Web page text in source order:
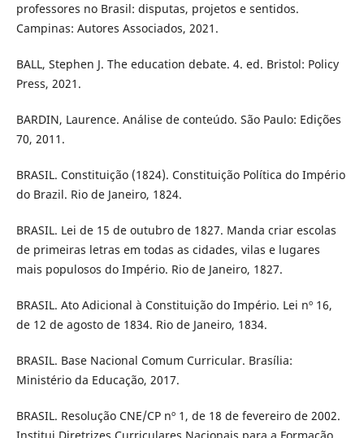
professores no Brasil: disputas, projetos e sentidos.
Campinas: Autores Associados, 2021.
BALL, Stephen J. The education debate. 4. ed. Bristol: Policy
Press, 2021.
BARDIN, Laurence. Análise de conteúdo. São Paulo: Edições
70, 2011.
BRASIL. Constituição (1824). Constituição Política do Império
do Brazil. Rio de Janeiro, 1824.
BRASIL. Lei de 15 de outubro de 1827. Manda criar escolas
de primeiras letras em todas as cidades, vilas e lugares
mais populosos do Império. Rio de Janeiro, 1827.
BRASIL. Ato Adicional à Constituição do Império. Lei nº 16,
de 12 de agosto de 1834. Rio de Janeiro, 1834.
BRASIL. Base Nacional Comum Curricular. Brasília:
Ministério da Educação, 2017.
BRASIL. Resolução CNE/CP nº 1, de 18 de fevereiro de 2002.